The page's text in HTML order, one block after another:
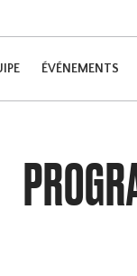
ÉVÉNEMENTS